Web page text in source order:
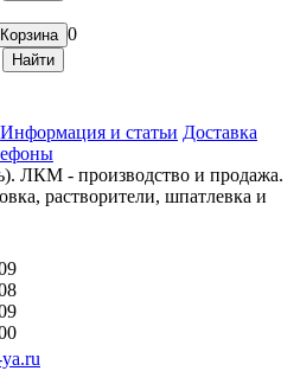
Корзина 0
Найти
Информация и статьи Доставка